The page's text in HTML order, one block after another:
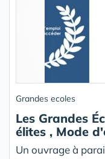
Grandes ecoles
Les Grandes
élites , Mode
Un ouvrage à